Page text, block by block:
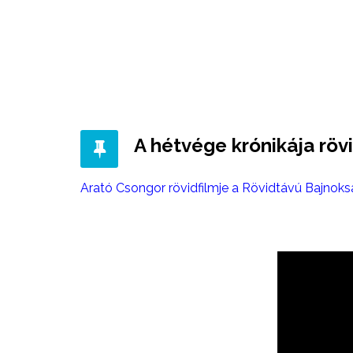
A hétvége krónikája
Arató Csongor rövidfilmje a Rövidtávú